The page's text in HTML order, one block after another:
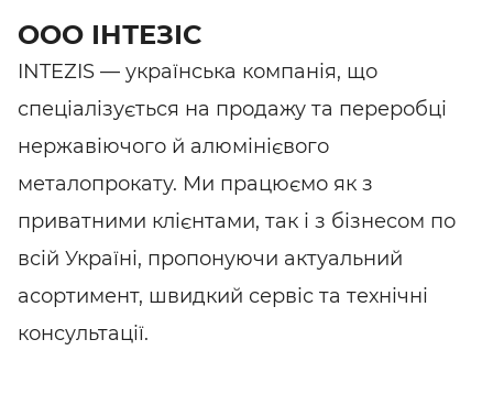
ООО ІНТЕЗІС
INTEZIS — українська компанія, що
спеціалізується на продажу та переробці
нержавіючого й алюмінієвого
металопрокату. Ми працюємо як з
приватними клієнтами, так і з бізнесом по
всій Україні, пропонуючи актуальний
асортимент, швидкий сервіс та технічні
консультації.